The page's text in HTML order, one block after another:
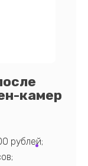
камер
рублей;